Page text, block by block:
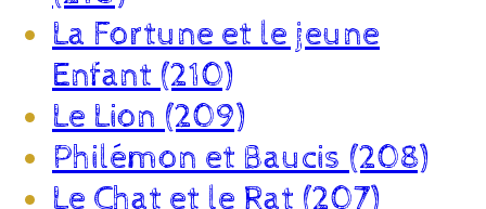
La Fortune et le jeune
Enfant (210)
Le Lion (209)
Philémon et Baucis (208)
Le Chat et le Rat (207)